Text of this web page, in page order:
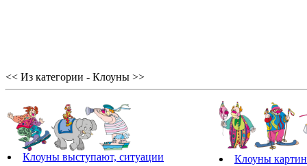
<< Из категории - Клоуны >>
Клоуны выступают, ситуации
Клоуны